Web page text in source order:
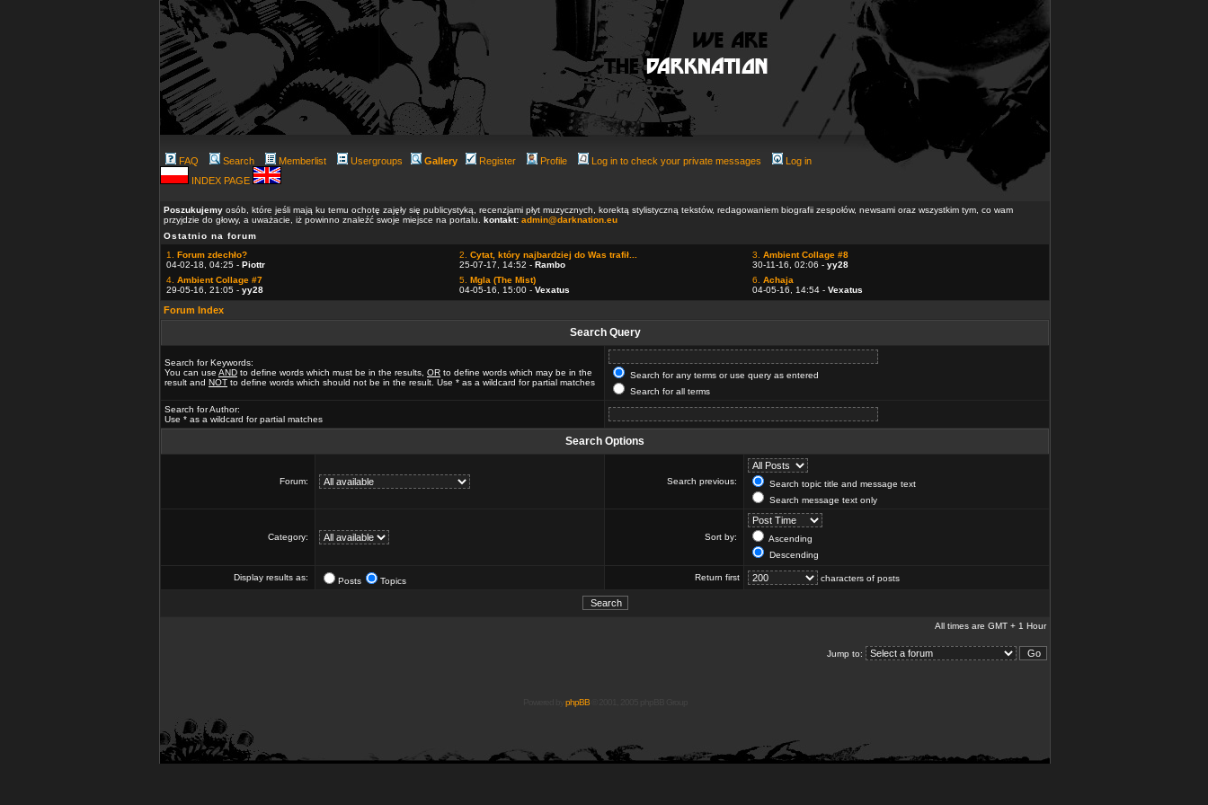
FAQ Search Memberlist Usergroups Gallery Register Profile Log in to check your private messages
Log in
INDEX PAGE
Poszukujemy osób, które jeśli mają ku temu ochotę zajęły się publicystyką, recenzjami płyt muzycznych, korektą stylistyczną tekstów, redagowaniem biografii zespołów, newsami oraz wszystkim tym, co wam
przyjdzie do głowy, a uważacie, iż powinno znaleźć swoje miejsce na portalu. kontakt: admin@darknation.eu
Ostatnio na forum
1. Forum zdechło?
04-02-18, 04:25 - Piottr
2. Cytat, który najbardziej do Was trafił...
25-07-17, 14:52 - Rambo
3. Ambient Collage #8
30-11-16, 02:06 - yy28
4. Ambient Collage #7
29-05-16, 21:05 - yy28
5. Mgla (The Mist)
04-05-16, 15:00 - Vexatus
6. Achaja
04-05-16, 14:54 - Vexatus
Forum Index
Search Query
Search for Keywords:
You can use AND to define words which must be in the results, OR to define words which may be in the
result and NOT to define words which should not be in the result. Use * as a wildcard for partial matches
Search for any terms or use query as entered
Search for all terms
Search for Author:
Use * as a wildcard for partial matches
Search Options
Forum: Search previous:
Search topic title and message text
Search message text only
Category: Sort by:
Ascending
Descending
Display results as: Posts Topics Return first characters of posts
All times are GMT + 1 Hour
Jump to:
phpBB© 2001, 2005 phpBB Group